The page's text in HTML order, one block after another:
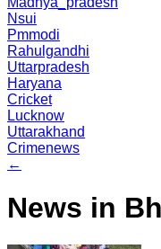
Nsui
Pmmodi
Rahulgandhi
Uttarpradesh
Haryana
Cricket
Lucknow
Uttarakhand
Crimenews
←
News in